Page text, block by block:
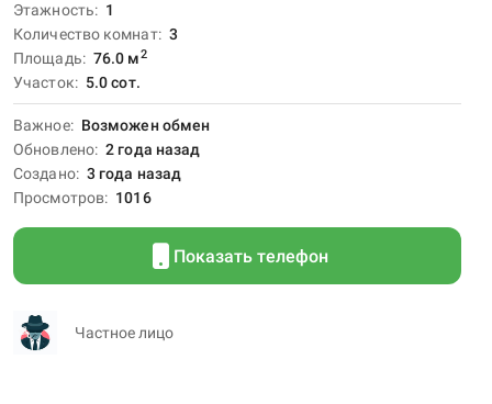
Этажность
1
Количество комнат
3
Площадь
76.0 м2
Участок 5.0 сот.
Важное
Возможен обмен
Обновлено
2 года назад
Создано
3 года назад
Просмотров
1016
Показать телефон
Частное лицо